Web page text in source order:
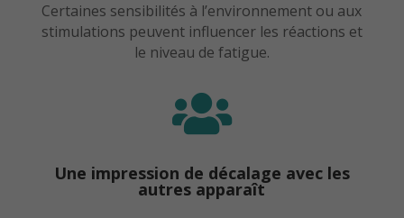
Certaines sensibilités à l’environnement ou aux
stimulations peuvent influencer les réactions et
le niveau de fatigue.

Une impression de décalage avec les
autres apparaît